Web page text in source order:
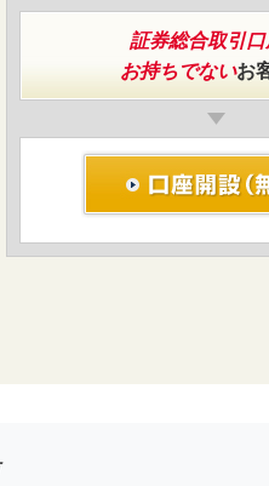
証券総合取引口
お持ちでないお